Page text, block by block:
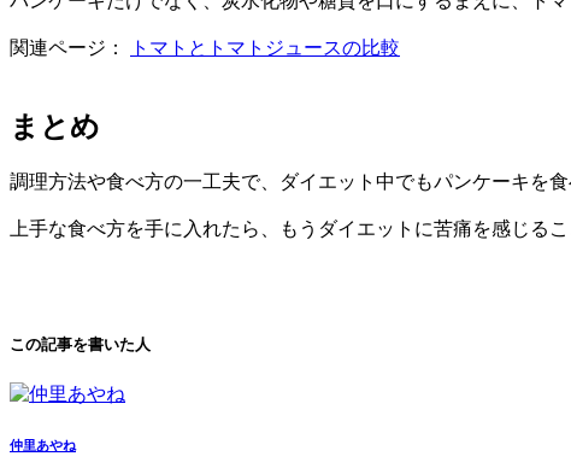
関連ページ： トマトとトマトジュースの比較
まとめ
調理方法や食べ方の一工夫で、ダイエット中でもパンケーキを
上手な食べ方を手に入れたら、もうダイエットに苦痛を感じる
この記事を書いた人
仲里あやね